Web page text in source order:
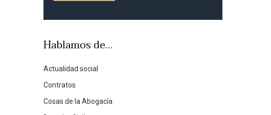
Hablamos de…
Actualidad social
Contratos
Cosas de la Abogacía